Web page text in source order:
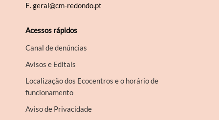
E.geral@cm-redondo.pt
Acessos rápidos
Canal de denúncias
Avisos e Editais
Localização dos Ecocentros e o horário de
funcionamento
Aviso de Privacidade